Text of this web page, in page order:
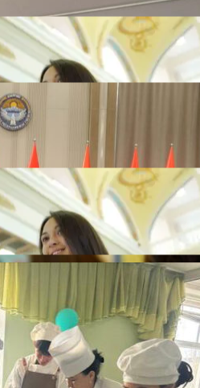
Акыркы жаңылыктар
199 ТРЕНЕР МУГАЛИМ
10.08.2026
ЖОЖДОРГО КАБЫЛ
СТАРТ АЛДЫ
10.08.2026
ГЕНДЕРДИК
ЗОМБУЛУКТАН КОРГОО
07.08.2026
Абитуриент
ЖОЖДОРГО КАБЫЛ
СТАРТ АЛДЫ
10.08.2026
ЖОЖДОРГО КАБЫЛ